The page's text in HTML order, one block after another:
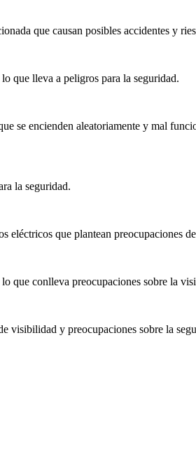
que causan posibles accidentes y
que lleva a peligros para la seguridad.
se encienden aleatoriamente y mal
la seguridad.
eléctricos que plantean preocupaciones
que conlleva preocupaciones sobre la
visibilidad y preocupaciones sobre la